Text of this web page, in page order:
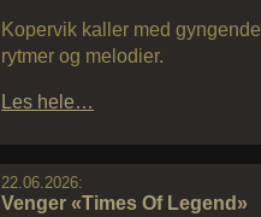
Kopervik kaller med gyngende
rytmer og melodier.
Les hele…
22.06.2026:
Venger «Times Of Legend»